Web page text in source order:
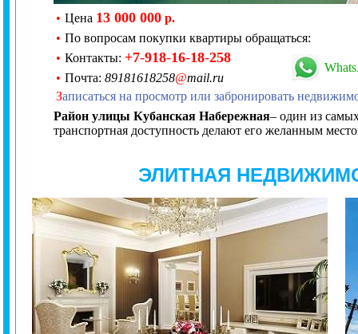
• Цена 13 000 000 р.
• По вопросам покупки квартиры обращаться:
• Контакты: +7-918-16-18-258
• Почта: 89181618258@mail.ru
Записаться на просмотр или забронировать
Район улицы Кубанская Набережная– один из
транспортная доступность делают его желанным
ЭЛИТНАЯ